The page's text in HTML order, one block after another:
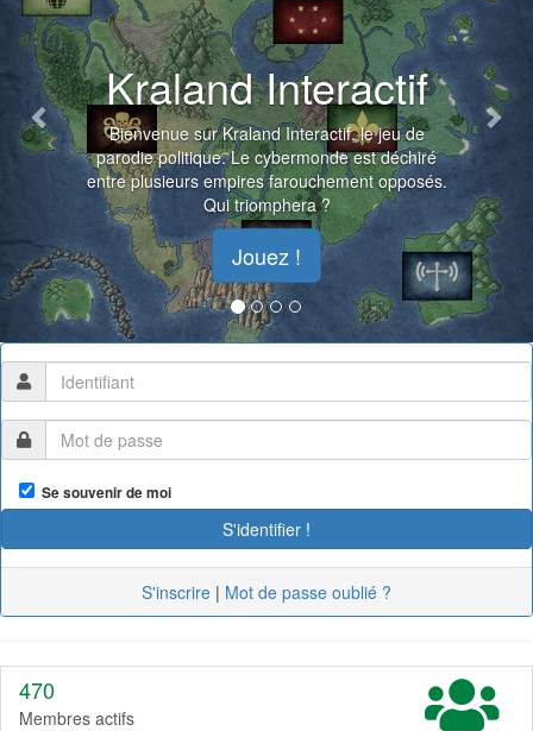
Kraland Interactif
Bienvenue sur Kraland Interactif, le jeu de
parodie politique. Le cybermonde est déchiré
entre plusieurs empires farouchement opposés.
Qui triomphera ?
Jouez !
Se souvenir de moi
S'inscrire | Mot de passe oublié ?
470
Membres actifs